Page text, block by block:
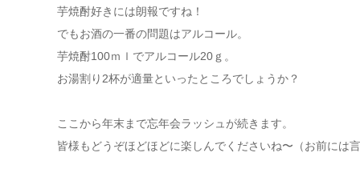
芋焼酎好きには朗報ですね！
でもお酒の一番の問題はアルコール。
芋焼酎100ｍｌでアルコール20ｇ。
お湯割り2杯が適量といったところでしょうか？
ここから年末まで忘年会ラッシュが続きます。
皆様もどうぞほどほどに楽しんでくださいね〜（お前には